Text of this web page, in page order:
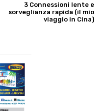
3 Connessioni lente e
sorveglianza rapida (il mio
viaggio in Cina)